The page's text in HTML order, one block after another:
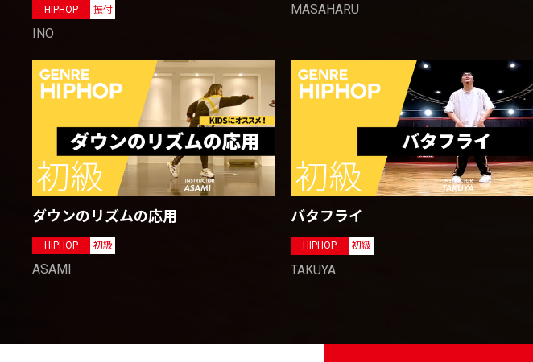
HIPHOP 振付
INO
MASAHARU
ダウンのリズムの応用
HIPHOP 初級
ASAMI
バタフライ
HIPHOP 初級
TAKUYA